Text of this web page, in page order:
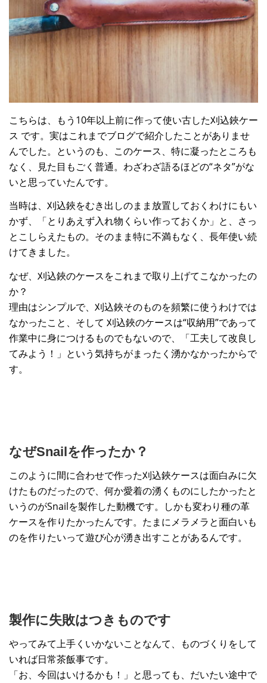
こちらは、もう10年以上前に作って使い古した刈込鋏ケー
ス です。実はこれまでブログで紹介したことがありませ
んでした。というのも、このケース、特に凝ったところも
なく、見た目もごく普通。わざわざ語るほどの“ネタ”がな
いと思っていたんです。
当時は、刈込鋏をむき出しのまま放置しておくわけにもい
かず、「とりあえず入れ物くらい作っておくか」と、さっ
とこしらえたもの。そのまま特に不満もなく、長年使い続
けてきました。
なぜ、刈込鋏のケースをこれまで取り上げてこなかったの
か？
理由はシンプルで、刈込鋏そのものを頻繁に使うわけでは
なかったこと、そして 刈込鋏のケースは“収納用”であって
作業中に身につけるものでもないので、「工夫して改良し
てみよう！」という気持ちがまったく湧かなかったからで
す。
なぜSnailを作ったか？
このように間に合わせで作った刈込鋏ケースは面白みに欠
けたものだったので、何か愛着の湧くものにしたかったと
いうのがSnailを製作した動機です。しかも変わり種の革
ケースを作りたかったんです。たまにメラメラと面白いも
のを作りたいって遊び心が湧き出すことがあるんです。
製作に失敗はつきものです
やってみて上手くいかないことなんて、ものづくりをして
いれば日常茶飯事です。
「お、今回はいけるかも！」と思っても、だいたい途中で